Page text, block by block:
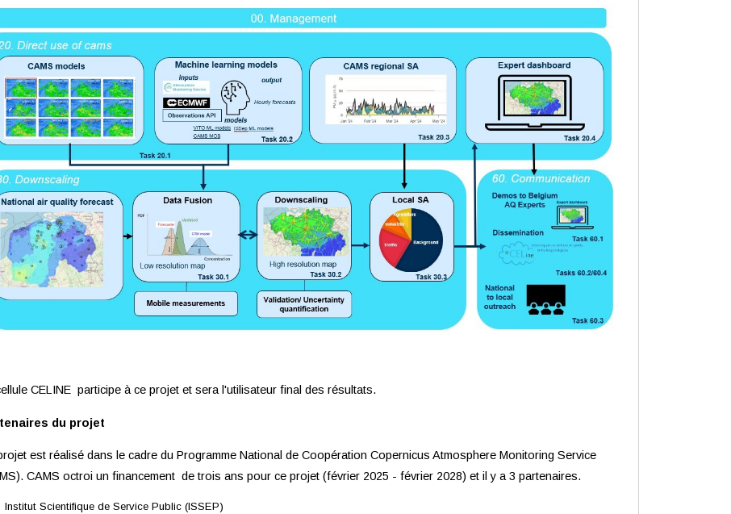
CELINE participe à ce projet et sera l'utilisateur final des résultats.
du projet
est réalisé dans le cadre du Programme National de Coopération Copernicus Atmosphere Monitoring Service
CAMS octroi un financement de trois ans pour ce projet (février 2025 - février 2028) et il y a 3 partenaires.
Institut Scientifique de Service Public (ISSEP)